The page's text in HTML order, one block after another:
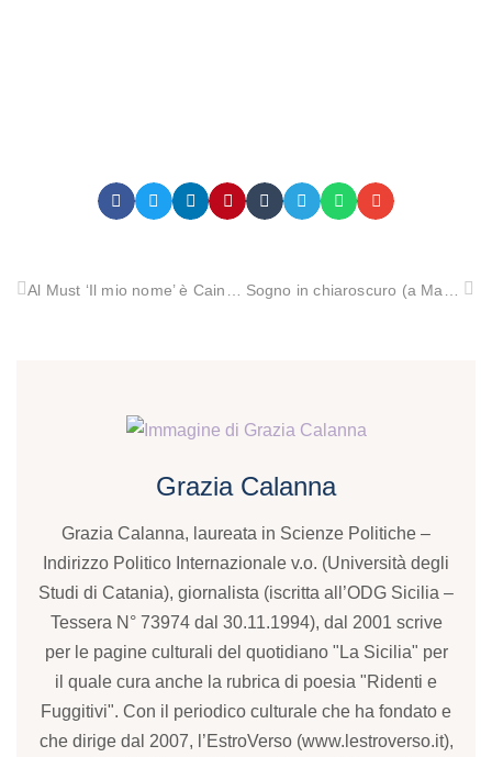
Grazia Calanna
Grazia Calanna, laureata in Scienze Politiche –
Indirizzo Politico Internazionale v.o. (Università degli
Studi di Catania), giornalista (iscritta all’ODG Sicilia –
Tessera N° 73974 dal 30.11.1994), dal 2001 scrive
per le pagine culturali del quotidiano "La Sicilia" per
il quale cura anche la rubrica di poesia "Ridenti e
Fuggitivi". Con il periodico culturale che ha fondato e
che dirige dal 2007, l’EstroVerso (www.lestroverso.it),